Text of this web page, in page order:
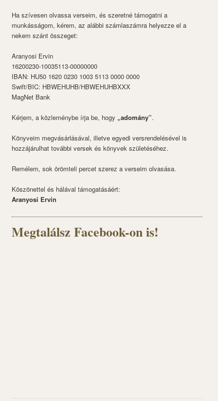
Ha szívesen olvassa verseim, és szeretné támogatni a
munkásságom, kérem, az alábbi számlaszámra helyezze el a
nekem szánt összeget:
Aranyosi Ervin
16200230-10035113-00000000
IBAN: HU50 1620 0230 1003 5113 0000 0000
Swift/BIC: HBWEHUHB/HBWEHUHBXXX
MagNet Bank
Kérjem, a közleménybe írja be, hogy „adomány”.
Könyveim megvásárlásával, illetve egyedi versrendelésével is
hozzájárulhat további versek és könyvek születéséhez.
Remélem, sok örömteli percet szerez a verseim olvasása.
Köszönettel és hálával támogatásáért:
Aranyosi Ervin
Megtalálsz Facebook-on is!